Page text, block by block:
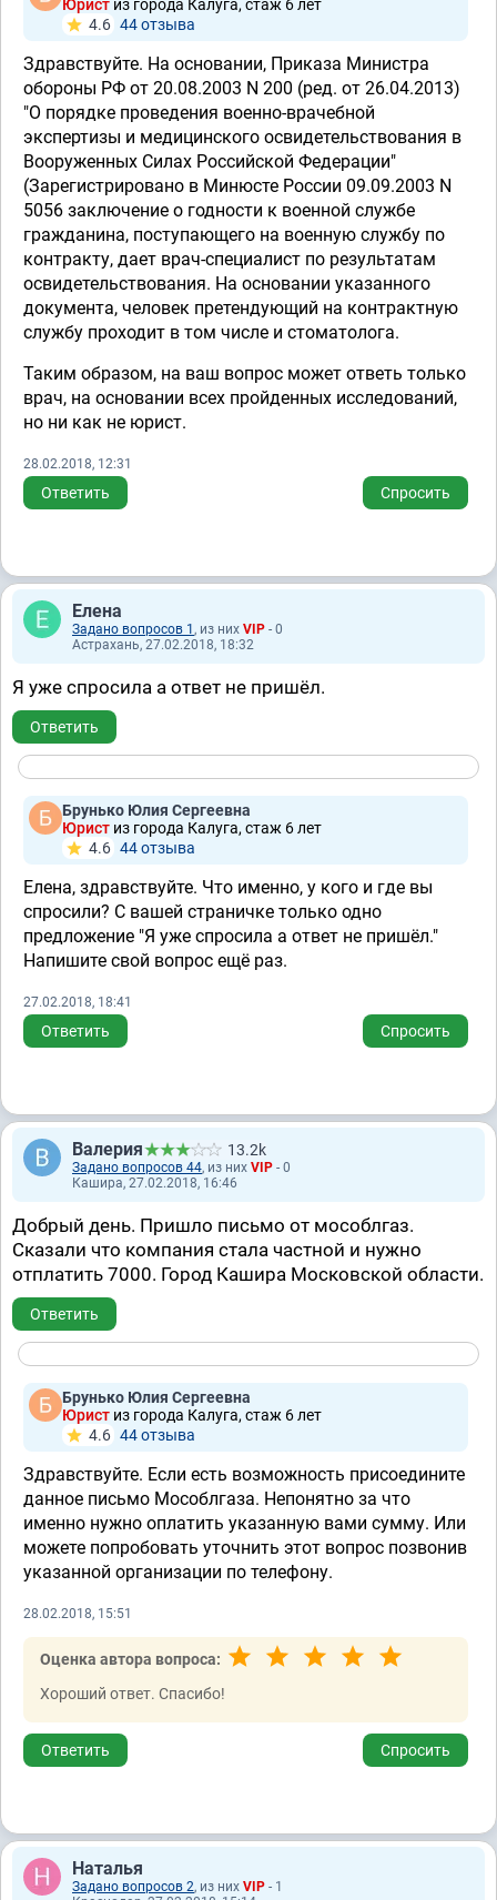
Юрист из города Калуга, стаж 6 лет
4.6 44 отзывa
Здравствуйте. На основании, Приказа Министра
обороны РФ от 20.08.2003 N 200 (ред. от 26.04.2013)
"О порядке проведения военно-врачебной
экспертизы и медицинского освидетельствования в
Вооруженных Силах Российской Федерации"
(Зарегистрировано в Минюсте России 09.09.2003 N
5056 заключение о годности к военной службе
гражданина, поступающего на военную службу по
контракту, дает врач-специалист по результатам
освидетельствования. На основании указанного
документа, человек претендующий на контрактную
службу проходит в том числе и стоматолога.
Таким образом, на ваш вопрос может ответь только
врач, на основании всех пройденных исследований,
но ни как не юрист.
28.02.2018, 12:31
Ответить Спросить
Елена
Задано вопросов 1 , из них VIP - 0
Астрахань, 27.02.2018, 18:32
Я уже спросила а ответ не пришёл.
Ответить
Брунько Юлия Сергеевна
Юрист из города Калуга, стаж 6 лет
4.6 44 отзывa
Елена, здравствуйте. Что именно, у кого и где вы
спросили? С вашей страничке только одно
предложение "Я уже спросила а ответ не пришёл."
Напишите свой вопрос ещё раз.
27.02.2018, 18:41
Ответить Спросить
Валерия 13.2k
Задано вопросов 44, из них VIP - 0
Кашира, 27.02.2018, 16:46
Добрый день. Пришло письмо от мособлгаз.
Сказали что компания стала частной и нужно
отплатить 7000. Город Кашира Московской области.
Ответить
Брунько Юлия Сергеевна
Юрист из города Калуга, стаж 6 лет
4.6 44 отзывa
Здравствуйте. Если есть возможность присоедините
данное письмо Мособлгаза. Непонятно за что
именно нужно оплатить указанную вами сумму. Или
можете попробовать уточнить этот вопрос позвонив
указанной организации по телефону.
28.02.2018, 15:51
Оценка автора вопроса:
Хороший ответ. Спасибо!
Ответить Спросить
Наталья
Задано вопросов 2, из них VIP - 1